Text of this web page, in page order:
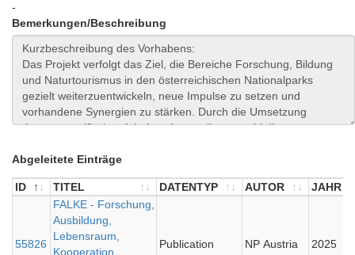
-
Bemerkungen/Beschreibung
Abgeleitete Einträge
ID TITEL DATENTYP AUTOR
JAHR
TITEL
55826
FALKE - Forschung,
Ausbildung,
Lebensraum,
Kooperation,
Publication NP Austria 2025